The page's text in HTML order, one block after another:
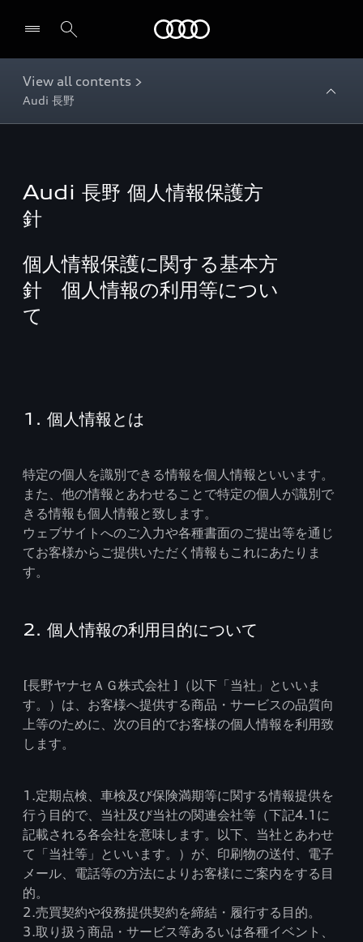
View all contents >
Audi 長野
Audi 長野 個人情報保護方
針
個人情報保護に関する基本方
針 個人情報の利用等につい
て
1. 個人情報とは
特定の個人を識別できる情報を個人情報といいます。
また、他の情報とあわせることで特定の個人が識別で
きる情報も個人情報と致します。
ウェブサイトへのご入力や各種書面のご提出等を通じ
てお客様からご提供いただく情報もこれにあたりま
す。
2. 個人情報の利用目的について
[長野ヤナセＡＧ株式会社 ]（以下「当社」といいま
す。）は、お客様へ提供する商品・サービスの品質向
上等のために、次の目的でお客様の個人情報を利用致
します。
1.定期点検、車検及び保険満期等に関する情報提供を
行う目的で、当社及び当社の関連会社等（下記4.1に
記載される各会社を意味します。以下、当社とあわせ
て「当社等」といいます。）が、印刷物の送付、電子
メール、電話等の方法によりお客様にご案内をする目
的。
2.売買契約や役務提供契約を締結・履行する目的。
3.取り扱う商品・サービス等あるいは各種イベント、